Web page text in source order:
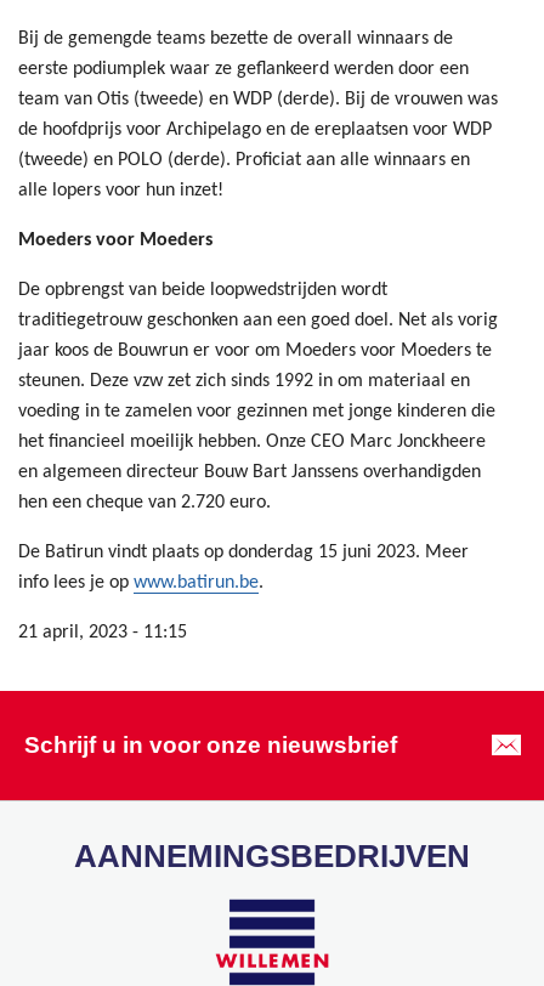
Bij de gemengde teams bezette de overall winnaars de
eerste podiumplek waar ze geflankeerd werden door een
team van Otis (tweede) en WDP (derde). Bij de vrouwen was
de hoofdprijs voor Archipelago en de ereplaatsen voor WDP
(tweede) en POLO (derde). Proficiat aan alle winnaars en
alle lopers voor hun inzet!
Moeders voor Moeders
De opbrengst van beide loopwedstrijden wordt
traditiegetrouw geschonken aan een goed doel. Net als vorig
jaar koos de Bouwrun er voor om Moeders voor Moeders te
steunen. Deze vzw zet zich sinds 1992 in om materiaal en
voeding in te zamelen voor gezinnen met jonge kinderen die
het financieel moeilijk hebben. Onze CEO Marc Jonckheere
en algemeen directeur Bouw Bart Janssens overhandigden
hen een cheque van 2.720 euro.
De Batirun vindt plaats op donderdag 15 juni 2023. Meer
info lees je op www.batirun.be.
21 april, 2023 - 11:15
Schrijf u in voor onze nieuwsbrief
AANNEMINGSBEDRIJVEN